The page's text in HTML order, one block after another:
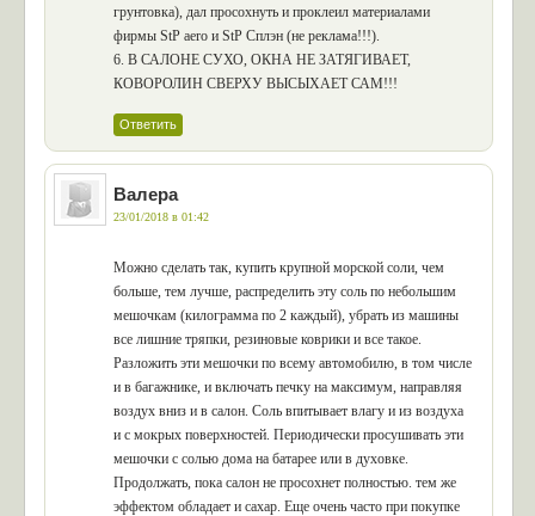
грунтовка), дал просохнуть и проклеил материалами
фирмы StP aero и StP Сплэн (не реклама!!!).
6. В САЛОНЕ СУХО, ОКНА НЕ ЗАТЯГИВАЕТ,
КОВОРОЛИН СВЕРХУ ВЫСЫХАЕТ САМ!!!
Ответить
Валера
23/01/2018 в 01:42
Можно сделать так, купить крупной морской соли, чем
больше, тем лучше, распределить эту соль по небольшим
мешочкам (килограмма по 2 каждый), убрать из машины
все лишние тряпки, резиновые коврики и все такое.
Разложить эти мешочки по всему автомобилю, в том числе
и в багажнике, и включать печку на максимум, направляя
воздух вниз и в салон. Соль впитывает влагу и из воздуха
и с мокрых поверхностей. Периодически просушивать эти
мешочки с солью дома на батарее или в духовке.
Продолжать, пока салон не просохнет полностью. тем же
эффектом обладает и сахар. Еще очень часто при покупке